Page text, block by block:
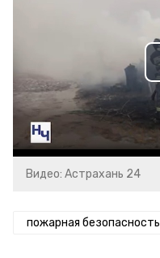
Видео: Астрахань 24
пожарная безопасность